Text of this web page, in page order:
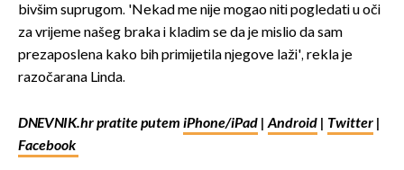
bivšim suprugom. 'Nekad me nije mogao niti pogledati u oči
za vrijeme našeg braka i kladim se da je mislio da sam
prezaposlena kako bih primijetila njegove laži', rekla je
razočarana Linda.
DNEVNIK.hr pratite putem iPhone/iPad |Android | Twitter |
Facebook